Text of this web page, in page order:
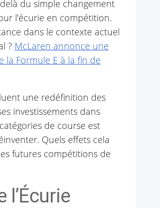
du simple changement
l’écurie en compétition.
dans le contexte actuel
? McLaren annonce une
Formule E à la fin de
une redéfinition des
investissements dans
de course est
Quels effets cela
futures compétitions de